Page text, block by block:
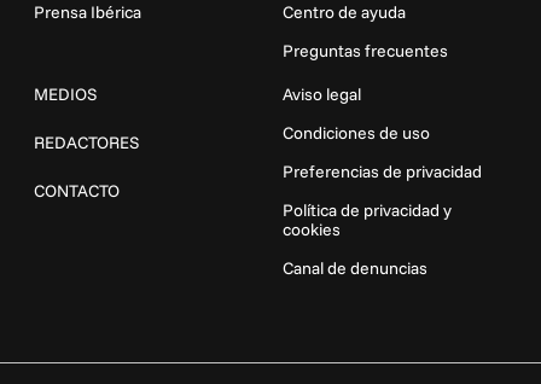
Prensa Ibérica
Centro de ayuda
Preguntas frecuentes
MEDIOS
REDACTORES
CONTACTO
Aviso legal
Condiciones de uso
Preferencias de privacidad
Política de privacidad y
cookies
Canal de denuncias